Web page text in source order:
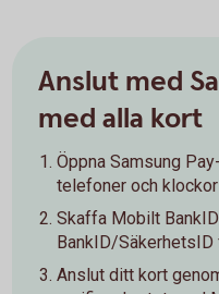
Anslut med
med alla kort
Öppna Samsung
telefoner och
Skaffa Mobilt
BankID/
Anslut ditt kort